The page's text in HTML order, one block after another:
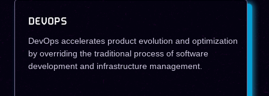
DEVOPS
DevOps accelerates product evolution and optimization
by overriding the traditional process of software
development and infrastructure management.